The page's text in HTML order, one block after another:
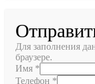
Для заполнения
браузере.
Имя *
Телефон *